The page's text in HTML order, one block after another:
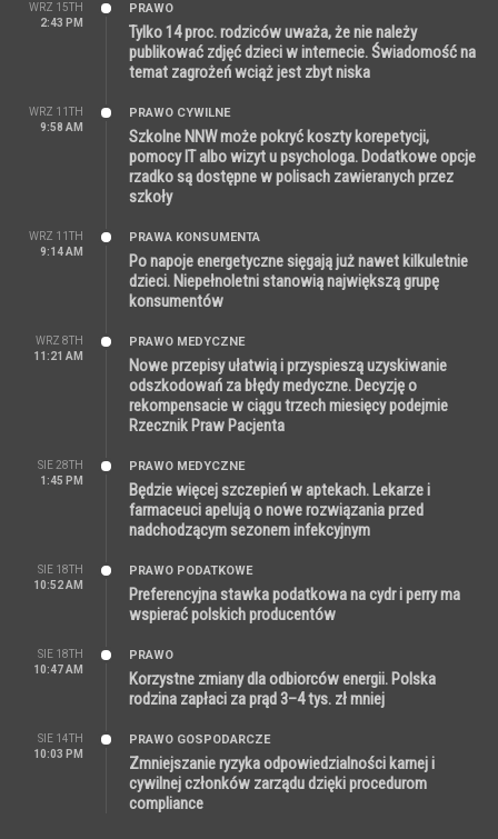
WRZ 15TH
2:43 PM
PRAWO
Tylko 14 proc. rodziców uważa, że nie należy
publikować zdjęć dzieci w internecie. Świadomość na
temat zagrożeń wciąż jest zbyt niska
WRZ 11TH
9:58 AM
PRAWO CYWILNE
Szkolne NNW może pokryć koszty korepetycji,
pomocy IT albo wizyt u psychologa. Dodatkowe opcje
rzadko są dostępne w polisach zawieranych przez
szkoły
WRZ 11TH
9:14 AM
PRAWA KONSUMENTA
Po napoje energetyczne sięgają już nawet kilkuletnie
dzieci. Niepełnoletni stanowią największą grupę
konsumentów
WRZ 8TH
11:21 AM
PRAWO MEDYCZNE
Nowe przepisy ułatwią i przyspieszą uzyskiwanie
odszkodowań za błędy medyczne. Decyzję o
rekompensacie w ciągu trzech miesięcy podejmie
Rzecznik Praw Pacjenta
SIE 28TH
1:45 PM
PRAWO MEDYCZNE
Będzie więcej szczepień w aptekach. Lekarze i
farmaceuci apelują o nowe rozwiązania przed
nadchodzącym sezonem infekcyjnym
SIE 18TH
10:52 AM
PRAWO PODATKOWE
Preferencyjna stawka podatkowa na cydr i perry ma
wspierać polskich producentów
SIE 18TH
10:47 AM
PRAWO
Korzystne zmiany dla odbiorców energii. Polska
rodzina zapłaci za prąd 3–4 tys. zł mniej
SIE 14TH
10:03 PM
PRAWO GOSPODARCZE
Zmniejszanie ryzyka odpowiedzialności karnej i
cywilnej członków zarządu dzięki procedurom
compliance